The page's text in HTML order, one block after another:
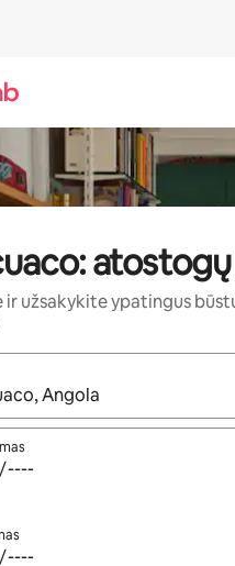
ir užsakykite ypatingus
paieškos rezultatai,